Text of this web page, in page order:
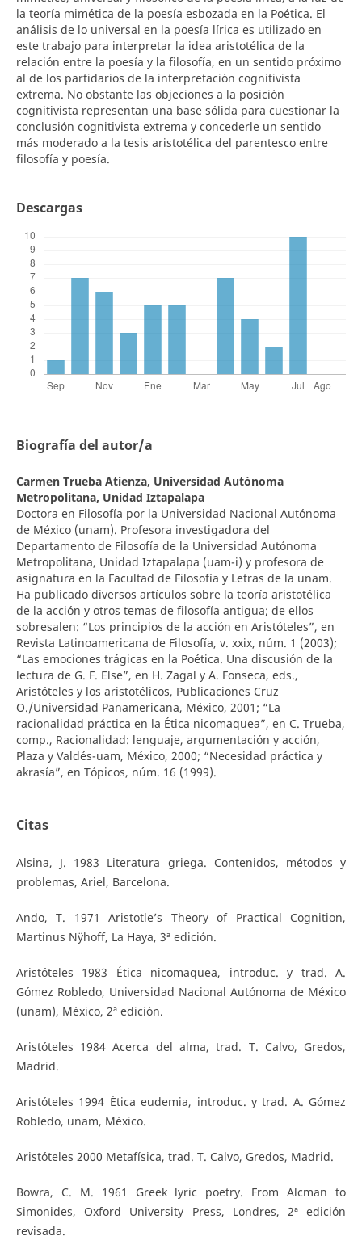
la teoría mimética de la poesía esbozada en la Poética. El
análisis de lo universal en la poesía lírica es utilizado en
este trabajo para interpretar la idea aristotélica de la
relación entre la poesía y la filosofía, en un sentido próximo
al de los partidarios de la interpretación cognitivista
extrema. No obstante las objeciones a la posición
cognitivista representan una base sólida para cuestionar la
conclusión cognitivista extrema y concederle un sentido
más moderado a la tesis aristotélica del parentesco entre
filosofía y poesía.
Descargas
Biografía del autor/a
Carmen Trueba Atienza, Universidad Autónoma
Metropolitana, Unidad Iztapalapa
Doctora en Filosofía por la Universidad Nacional Autónoma
de México (unam). Profesora investigadora del
Departamento de Filosofía de la Universidad Autónoma
Metropolitana, Unidad Iztapalapa (uam-i) y profesora de
asignatura en la Facultad de Filosofía y Letras de la unam.
Ha publicado diversos artículos sobre la teoría aristotélica
de la acción y otros temas de filosofía antigua; de ellos
sobresalen: “Los principios de la acción en Aristóteles”, en
Revista Latinoamericana de Filosofía, v. xxix, núm. 1 (2003);
“Las emociones trágicas en la Poética. Una discusión de la
lectura de G. F. Else”, en H. Zagal y A. Fonseca, eds.,
Aristóteles y los aristotélicos, Publicaciones Cruz
O./Universidad Panamericana, México, 2001; “La
racionalidad práctica en la Ética nicomaquea”, en C. Trueba,
comp., Racionalidad: lenguaje, argumentación y acción,
Plaza y Valdés-uam, México, 2000; “Necesidad práctica y
akrasía”, en Tópicos, núm. 16 (1999).
Citas
Alsina, J. 1983 Literatura griega. Contenidos, métodos y
problemas, Ariel, Barcelona.
Ando, T. 1971 Aristotle’s Theory of Practical Cognition,
Martinus Nÿhoff, La Haya, 3ª edición.
Aristóteles 1983 Ética nicomaquea, introduc. y trad. A.
Gómez Robledo, Universidad Nacional Autónoma de México
(unam), México, 2ª edición.
Aristóteles 1984 Acerca del alma, trad. T. Calvo, Gredos,
Madrid.
Aristóteles 1994 Ética eudemia, introduc. y trad. A. Gómez
Robledo, unam, México.
Aristóteles 2000 Metafísica, trad. T. Calvo, Gredos, Madrid.
Bowra, C. M. 1961 Greek lyric poetry. From Alcman to
Simonides, Oxford University Press, Londres, 2ª edición
revisada.